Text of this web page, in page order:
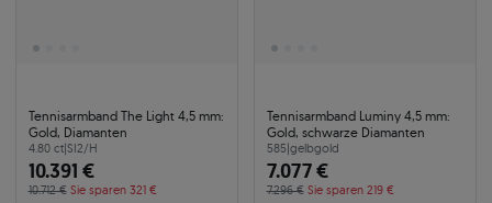
Tennisarmband The Light 4,5 mm:
Gold, Diamanten
4.80 ct|SI2/H
10.391 €
10.712 € Sie sparen 321 €
Tennisarmband Luminy 4,5 mm:
Gold, schwarze Diamanten
585|gelbgold
7.077 €
7.296 € Sie sparen 219 €